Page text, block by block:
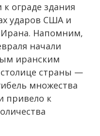
ограде здания
ударов США и
Напомним,
начали
иранским
страны —
множества
привело к